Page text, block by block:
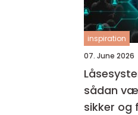
inspiration
07. June 2026
sådan
sikker og